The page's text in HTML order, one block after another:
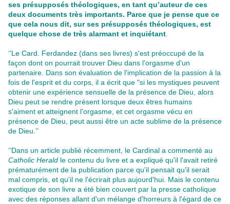
ses présupposés théologiques, en tant qu’auteur de ces
deux documents très importants. Parce que je pense que ce
que cela nous dit, sur ses présupposés théologiques, est
quelque chose de très alarmant et inquiétant
‘’Le Card. Ferdandez (dans ses livres) s'est préoccupé de la
façon dont on pourrait trouver Dieu dans l'orgasme d'un
partenaire. Dans son évaluation de l'implication de la passion à la
fois de l'esprit et du corps, il a écrit que "si les mystiques peuvent
obtenir une expérience sensuelle de la présence de Dieu, alors
Dieu peut se rendre présent lorsque deux êtres humains
s'aiment et atteignent l'orgasme, et cet orgasme vécu en
présence de Dieu, peut aussi être un acte sublime de la présence
de Dieu.’’
‘’Dans un article publié récemment, le Cardinal a commenté au
Catholic Herald le contenu du livre et a expliqué qu'il l'avait retiré
prématurément de la publication parce qu'il pensait qu'il serait
mal compris, et qu'il ne l'écrirait plus aujourd'hui. Mais le contenu
exotique de son livre a été bien couvert par la presse catholique
avec des réponses allant d'un mélange d'horreurs à l'égard de ce